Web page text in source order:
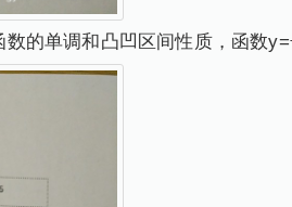
的单调和凸凹区间性质，函数